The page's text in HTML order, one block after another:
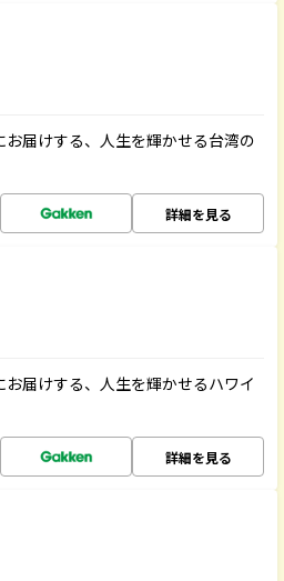
届けする、人生を輝かせる台湾の
詳細を見る
届けする、人生を輝かせるハワイ
詳細を見る